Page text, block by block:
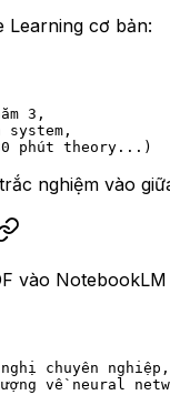
Learning cơ bản:
3,
phút theory...)
nghiệm vào
vào
chuyên nghiệp,
về neural